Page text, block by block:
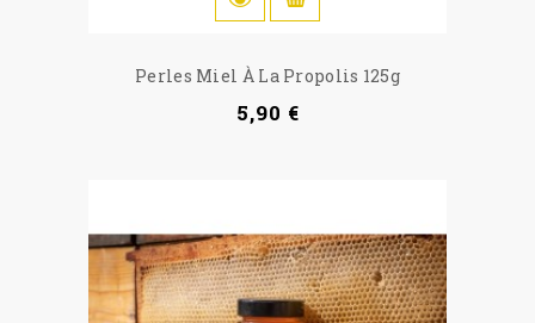
Perles Miel À La Propolis 125g
5,90 €